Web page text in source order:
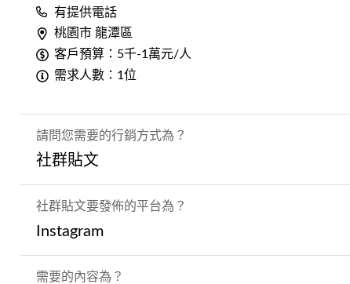
有提供電話
桃園市 龍潭區
客戶預算：5千-1萬元/人
需求人數：1位
請問您需要的行銷方式為？
社群貼文
社群貼文要發佈的平台為？
Instagram
需要的內容為？